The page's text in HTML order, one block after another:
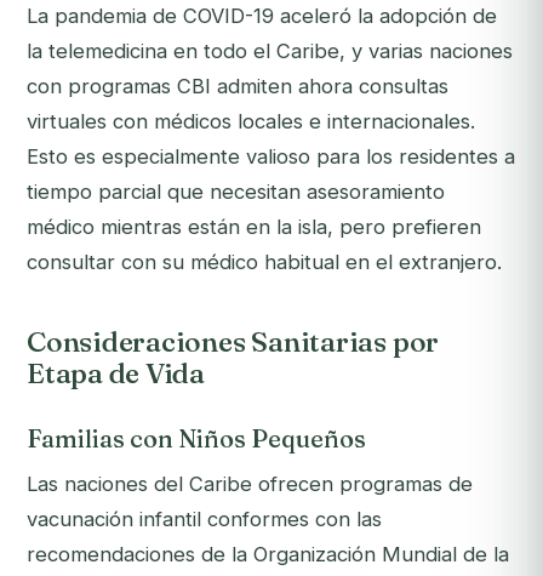
La pandemia de COVID-19 aceleró la adopción de
la telemedicina en todo el Caribe, y varias naciones
con programas CBI admiten ahora consultas
virtuales con médicos locales e internacionales.
Esto es especialmente valioso para los residentes a
tiempo parcial que necesitan asesoramiento
médico mientras están en la isla, pero prefieren
consultar con su médico habitual en el extranjero.
Consideraciones Sanitarias por
Etapa de Vida
Familias con Niños Pequeños
Las naciones del Caribe ofrecen programas de
vacunación infantil conformes con las
recomendaciones de la Organización Mundial de la